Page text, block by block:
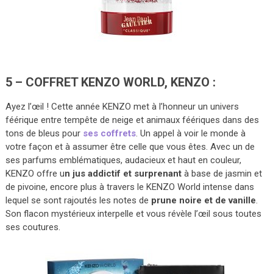
5 – COFFRET KENZO WORLD, KENZO :
Ayez l’œil ! Cette année KENZO met à l’honneur un univers
féérique entre tempête de neige et animaux féériques dans des
tons de bleus pour ses coffrets. Un appel à voir le monde à
votre façon et à assumer être celle que vous êtes. Avec un de
ses parfums emblématiques, audacieux et haut en couleur,
KENZO offre un jus addictif et surprenantà base de jasmin et
de pivoine, encore plus à travers le KENZO World intense dans
lequel se sont rajoutés les notes de prune noire et de vanille.
Son flacon mystérieux interpelle et vous révèle l’œil sous toutes
ses coutures.